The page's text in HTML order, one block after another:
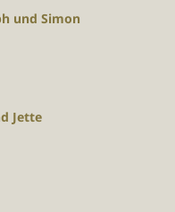
und Simon
Jette